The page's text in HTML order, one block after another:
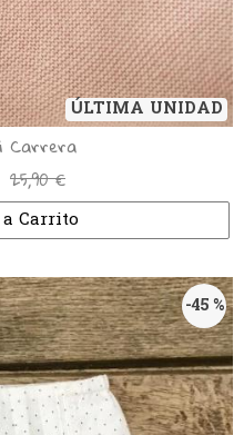
ÚLTIMA UNIDAD
Carrera
25,90 €
Carrito
-45 %